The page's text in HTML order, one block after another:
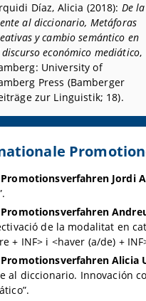
Díaz, Alicia (2018): De la
al diccionario, Metáforas
y cambio semántico en
discurso económico mediático,
University of
Press (Bamberger
zur Linguistik; 18).
Promotionsverfahren Jordi
Promotionsverfahren
de la modalitat en
+ INF> i <haver (a/de) +
Promotionsverfahren Alicia
al diccionario. Innovación